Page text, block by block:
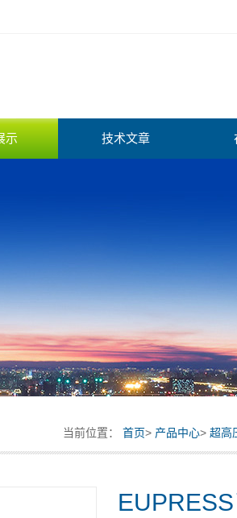
示 技术文章
当前位置： 首页> 产品中心> 超高